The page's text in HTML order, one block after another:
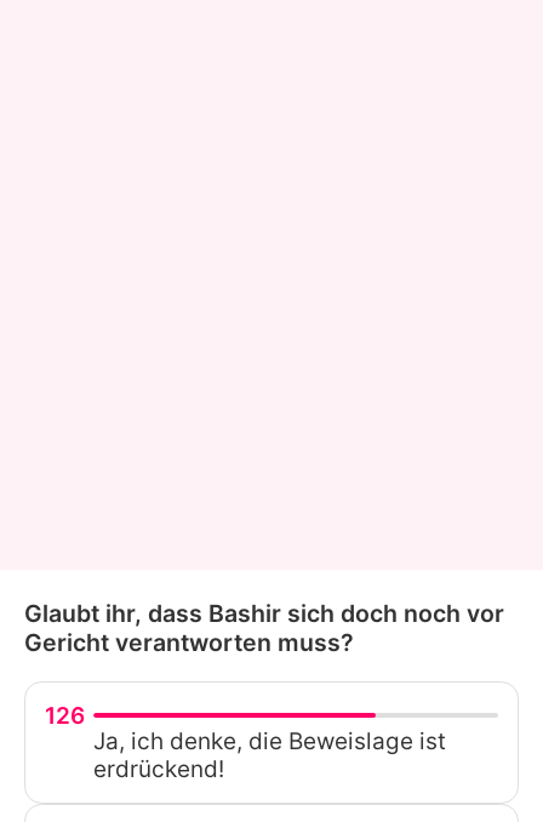
Glaubt ihr, dass Bashir sich doch noch vor
Gericht verantworten muss?
126
Ja, ich denke, die Beweislage ist
erdrückend!